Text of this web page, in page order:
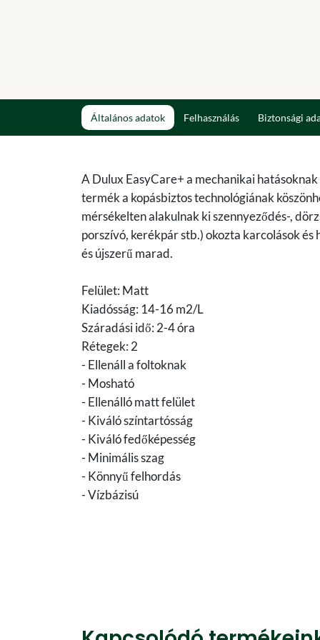
Általános adatok Felhasználás Biztonsági
A Dulux EasyCare+ a mechanikai
termék a kopásbiztos technológiának
mérsékelten alakulnak ki szennyeződés-,
porszívó, kerékpár stb.) okozta karcolások
és újszerű marad.
Felület: Matt
Kiadósság: 14-16 m2/L
Száradási idő: 2-4 óra
Rétegek: 2
- Ellenáll a foltoknak
- Mosható
- Ellenálló matt felület
- Kiváló színtartósság
- Kiváló fedőképesség
- Minimális szag
- Könnyű felhordás
- Vízbázisú